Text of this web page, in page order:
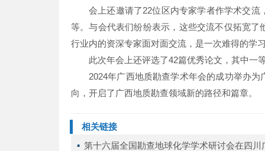
会上还邀请了22位区内专家学者作学术交
等。与会代表们纷纷表示，这些交流不仅拓宽
行业内的资深专家面对面交流，是一次难得的学
此次年会上还评选了42篇优秀论文，其中一
2024年广西地质勘查学术年会的成功举办
向，开启了广西地质勘查领域新的路径和篇章。
相关链接
▪ 第十六届全国勘查地球化学学术研讨会在四川